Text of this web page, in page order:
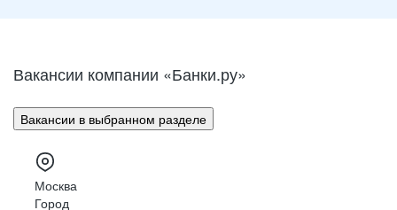
Вакансии компании «Банки.ру»
Вакансии в выбранном разделе
Москва
Город